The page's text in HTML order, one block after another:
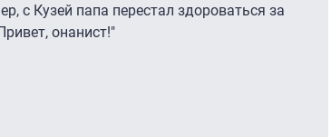
с Кузей папа перестал здороваться за
онанист!"